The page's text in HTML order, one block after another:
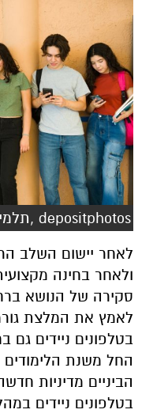
depositphotos ,תלמידים עם טלפון נייד
לאחר יישום השלב
ולאחר בחינה
סקירה של הנושא
לאמץ את המלצת
בטלפונים ניידים
החל משנת
הביניים מדיניות
בטלפונים ניידים